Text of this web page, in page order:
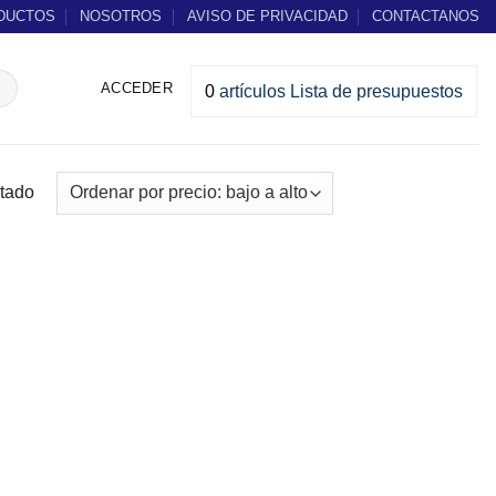
NOSOTROS AVISO DE PRIVACIDAD CONTACTANOS
ACCEDER 0 artículos Lista de presupuestos